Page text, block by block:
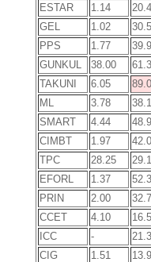
ESTAR
1.14
GEL
1.02
PPS
1.77
GUNKUL
38.00
TAKUNI
6.05
ML
3.78
SMART
4.44
CIMBT
1.97
TPC
28.25
EFORL
1.37
PRIN
2.00
CCET
4.10
ICC
-
CIG
1.51